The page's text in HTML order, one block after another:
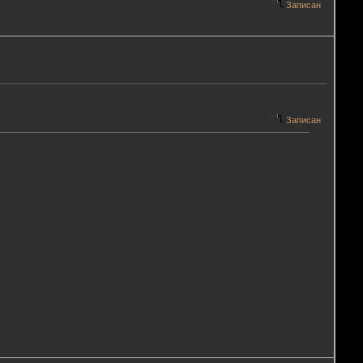
Записан
Записан